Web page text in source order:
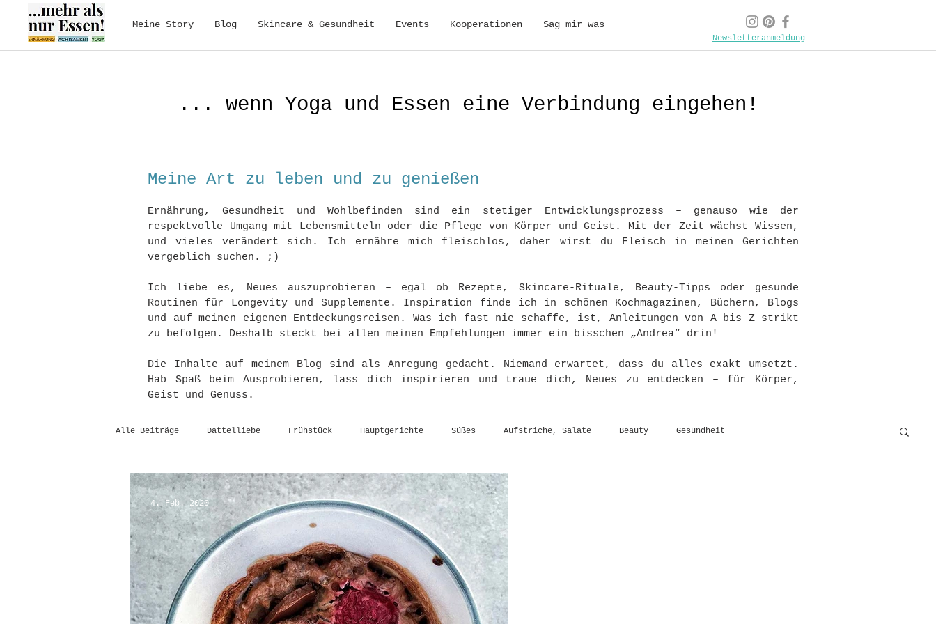
Meine Story Blog Skincare & Gesundheit Events Kooperationen Sag mir was
Newsletteranmeldung
... wenn Yoga und Essen eine Verbindung eingehen!
Meine Art zu leben und zu genießen
Ernährung, Gesundheit und Wohlbefinden sind ein stetiger Entwicklungsprozess – genauso wie der
respektvolle Umgang mit Lebensmitteln oder die Pflege von Körper und Geist. Mit der Zeit wächst Wissen,
und vieles verändert sich. Ich ernähre mich fleischlos, daher wirst du Fleisch in meinen Gerichten
vergeblich suchen. ;)
Ich liebe es, Neues auszuprobieren – egal ob Rezepte, Skincare-Rituale, Beauty-Tipps oder gesunde
Routinen für Longevity und Supplemente. Inspiration finde ich in schönen Kochmagazinen, Büchern, Blogs
und auf meinen eigenen Entdeckungsreisen. Was ich fast nie schaffe, ist, Anleitungen von A bis Z strikt
zu befolgen. Deshalb steckt bei allen meinen Empfehlungen immer ein bisschen „Andrea“ drin!
Die Inhalte auf meinem Blog sind als Anregung gedacht. Niemand erwartet, dass du alles exakt umsetzt.
Hab Spaß beim Ausprobieren, lass dich inspirieren und traue dich, Neues zu entdecken – für Körper,
Geist und Genuss.
Alle Beiträge Dattelliebe Frühstück Hauptgerichte Süßes Aufstriche, Salate Beauty Gesundheit
4. Feb. 2020